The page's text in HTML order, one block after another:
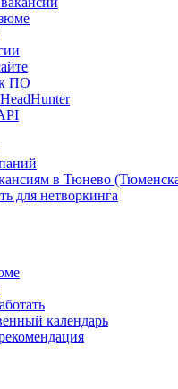
к ПО
в Тюнево
для нетворкинга
календарь